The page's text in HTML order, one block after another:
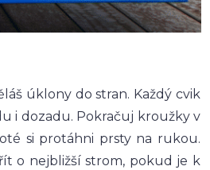
úklony do stran. Každý cvik
i dozadu. Pokračuj kroužky v
si protáhni prsty na rukou.
o nejbližší strom, pokud je k